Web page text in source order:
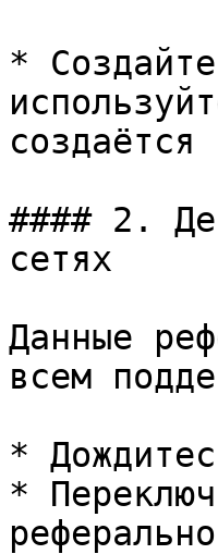
*
#### 2.
сетях
Данные
всем
*
*